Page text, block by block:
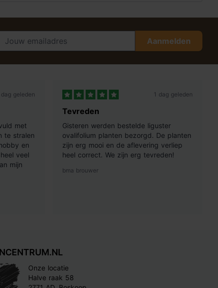
Aanmelden
dag geleden
met
te stralen
en
veel
mijn
1 dag geleden
Tevreden
Gisteren werden bestelde liguster
ovalifolium planten bezorgd. De planten
zijn erg mooi en de aflevering verliep
heel correct. We zijn erg tevreden!
bma brouwer
Onze locatie
Halve raak 58